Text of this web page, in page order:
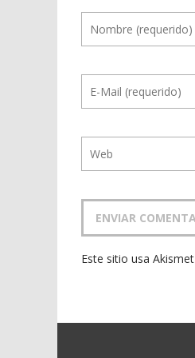
Este sitio usa